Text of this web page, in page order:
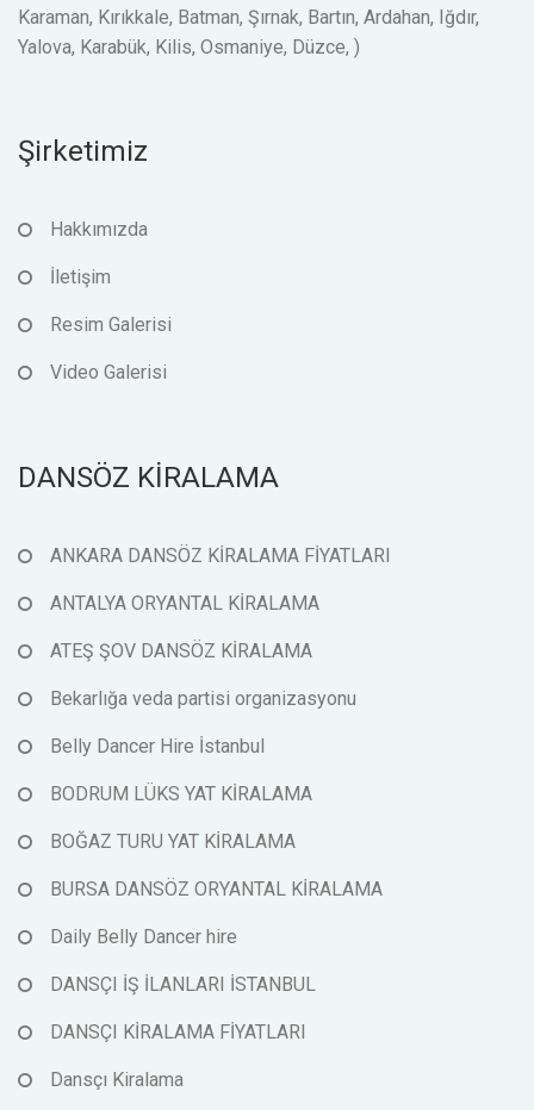
Karaman, Kırıkkale, Batman, Şırnak, Bartın, Ardahan, Iğdır,
Yalova, Karabük, Kilis, Osmaniye, Düzce, )
Şirketimiz
Hakkımızda
İletişim
Resim Galerisi
Video Galerisi
DANSÖZ KİRALAMA
ANKARA DANSÖZ KİRALAMA FİYATLARI
ANTALYA ORYANTAL KİRALAMA
ATEŞ ŞOV DANSÖZ KİRALAMA
Bekarlığa veda partisi organizasyonu
Belly Dancer Hire İstanbul
BODRUM LÜKS YAT KİRALAMA
BOĞAZ TURU YAT KİRALAMA
BURSA DANSÖZ ORYANTAL KİRALAMA
Daily Belly Dancer hire
DANSÇI İŞ İLANLARI İSTANBUL
DANSÇI KİRALAMA FİYATLARI
Dansçı Kiralama